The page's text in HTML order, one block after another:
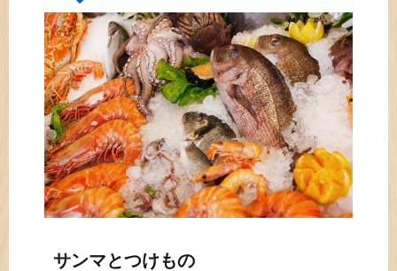
サンマとつけもの